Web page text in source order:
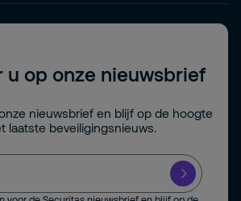
u op onze nieuwsbrief
nieuwsbrief en blijf op de hoogte
laatste beveiligingsnieuws.